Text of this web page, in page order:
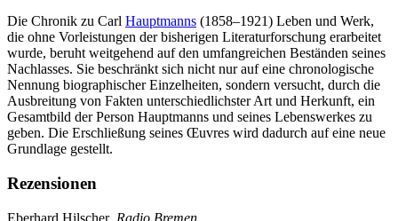
Die Chronik zu Carl Hauptmanns (1858–1921) Leben und Werk,
die ohne Vorleistungen der bisherigen Literaturforschung erarbeitet
wurde, beruht weitgehend auf den umfangreichen Beständen seines
Nachlasses. Sie beschränkt sich nicht nur auf eine chronologische
Nennung biographischer Einzelheiten, sondern versucht, durch die
Ausbreitung von Fakten unterschiedlichster Art und Herkunft, ein
Gesamtbild der Person Hauptmanns und seines Lebenswerkes zu
geben. Die Erschließung seines Œuvres wird dadurch auf eine neue
Grundlage gestellt.
Rezensionen
Eberhard Hilscher, Radio Bremen